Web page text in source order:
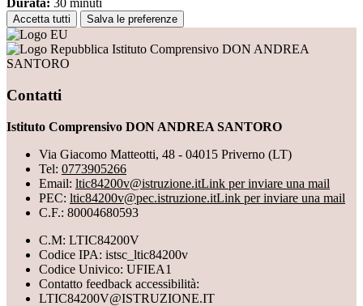
Durata: 30 minuti
Accetta tutti Salva le preferenze
Istituto Comprensivo DON ANDREA
SANTORO
Contatti
Istituto Comprensivo DON ANDREA SANTORO
Via Giacomo Matteotti, 48 - 04015 Priverno (LT)
Tel: 0773905266
Email: ltic84200v@istruzione.itLink per inviare una mail
PEC: ltic84200v@pec.istruzione.itLink per inviare una mail
C.F.: 80004680593
C.M: LTIC84200V
Codice IPA: istsc_ltic84200v
Codice Univico: UFIEA1
Contatto feedback accessibilità:
LTIC84200V@ISTRUZIONE.IT